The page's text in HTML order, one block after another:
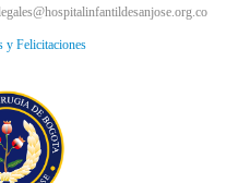
y Felicitaciones